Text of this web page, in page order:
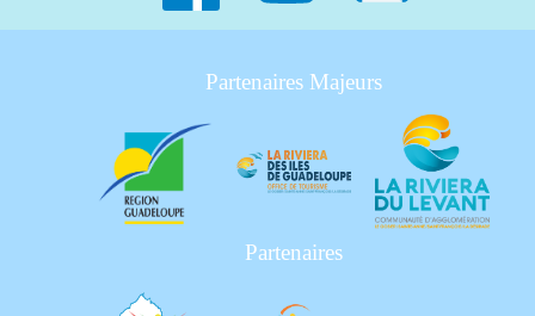
Partenaires Majeurs
Partenaires